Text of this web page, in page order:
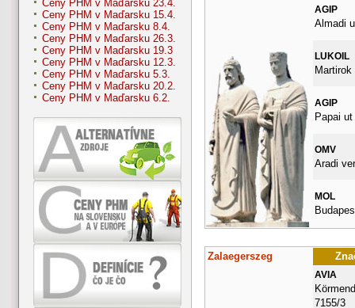
Ceny PHM v Maďarsku 23.4.
Ceny PHM v Maďarsku 15.4.
Ceny PHM v Maďarsku 8.4.
Ceny PHM v Maďarsku 26.3.
Ceny PHM v Maďarsku 19.3
Ceny PHM v Maďarsku 12.3.
Ceny PHM v Maďarsku 5.3.
Ceny PHM v Maďarsku 20.2.
Ceny PHM v Maďarsku 6.2.
AGIP
Almadi
LUKOIL
AGIP
Papai ut
OMV
Aradi
MOL
Zalaegerszeg
AVIA
7155/3